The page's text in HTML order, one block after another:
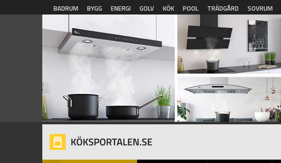
Hoppa till huvudinnehåll
BADRUM BYGG ENERGI GOLV KÖK POOL TRÄDGÅRD SOVRUM